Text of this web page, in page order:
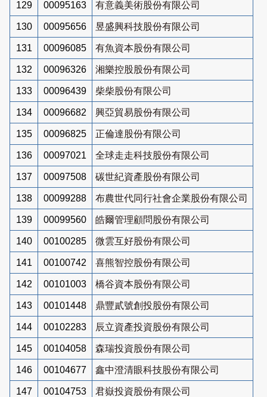
129 00095163 有意義美術股份有限公司
130 00095656 昱盛興科技股份有限公司
131 00096085 有魚資本股份有限公司
132 00096326 湘樂控股股份有限公司
133 00096439 柴柴股份有限公司
134 00096682 興亞貿易股份有限公司
135 00096825 正倫達股份有限公司
136 00097021 全球走走科技股份有限公司
137 00097508 碳世紀資產股份有限公司
138 00099288 布農世代同行社會企業股份有限公司
139 00099560 皓爾管理顧問股份有限公司
140 00100285 微雲互好股份有限公司
141 00100742 喜熊智控股份有限公司
142 00101003 橋谷資本股份有限公司
143 00101448 鼎豐貳號創投股份有限公司
144 00102283 辰立資產投資股份有限公司
145 00104058 森瑞投資股份有限公司
146 00104677 鑫中澄清眼科技股份有限公司
147 00104753 君嶽投資股份有限公司